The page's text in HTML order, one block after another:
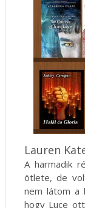
Lauren
A harmadik
ötlete, de
nem látom a
hogy Luce